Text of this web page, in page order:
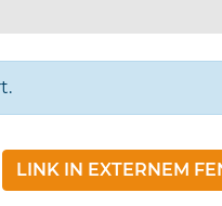
LINK IN EXTERNEM